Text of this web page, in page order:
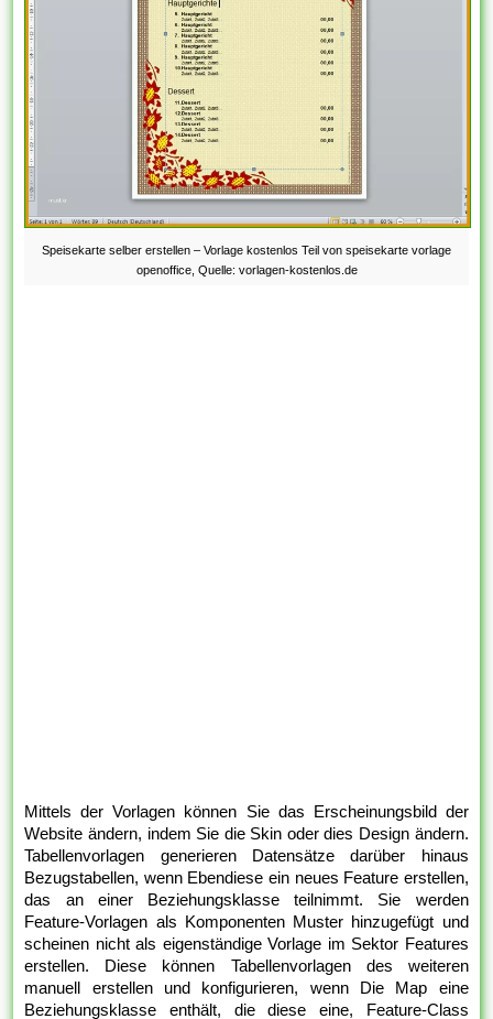
Speisekarte selber erstellen – Vorlage kostenlos Teil von speisekarte vorlage
openoffice, Quelle: vorlagen-kostenlos.de
Mittels der Vorlagen können Sie das Erscheinungsbild der
Website ändern, indem Sie die Skin oder dies Design ändern.
Tabellenvorlagen generieren Datensätze darüber hinaus
Bezugstabellen, wenn Ebendiese ein neues Feature erstellen,
das an einer Beziehungsklasse teilnimmt. Sie werden
Feature-Vorlagen als Komponenten Muster hinzugefügt und
scheinen nicht als eigenständige Vorlage im Sektor Features
erstellen. Diese können Tabellenvorlagen des weiteren
manuell erstellen und konfigurieren, wenn Die Map eine
Beziehungsklasse enthält, die diese eine, Feature-Class